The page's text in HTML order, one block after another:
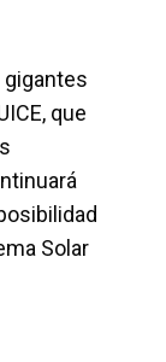
gigantes
que
Solar